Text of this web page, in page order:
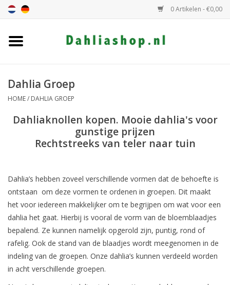
0 Artikelen - €0,00
Dahlia assortiment
Cadeaubon
Algemeen
Blog
Dahlia Groep
HOME/ DAHLIA GROEP
Dahliaknollen kopen. Mooie dahlia's voor
gunstige prijzen
Rechtstreeks van teler naar tuin
Dahlia’s hebben zoveel verschillende vormen dat de behoefte is
ontstaan om deze vormen te ordenen in groepen. Dit maakt
het voor iedereen makkelijker om te begrijpen om wat voor een
dahlia het gaat. Hierbij is vooral de vorm van de bloemblaadjes
bepalend. Ze kunnen namelijk opgerold zijn, puntig, rond of
rafelig. Ook de stand van de blaadjes wordt meegenomen in de
indeling van de groepen. Onze dahlia’s kunnen verdeeld worden
in acht verschillende groepen.